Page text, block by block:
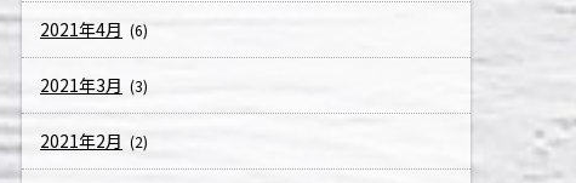
2021年4月 (6)
2021年3月 (3)
2021年2月 (2)